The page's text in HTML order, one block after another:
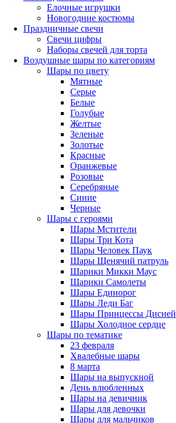
Елочные игрушки
Новогодние костюмы
Праздничные свечи
Свечи цифры
Наборы свечей для торта
Воздушные шары по категориям
Шары по цвету
Мятные
Серые
Белые
Голубые
Желтые
Зеленые
Золотые
Красные
Оранжевые
Розовые
Серебряные
Синие
Черные
Шары с героями
Шары Мстители
Шары Три Кота
Шары Человек Паук
Шары Щенячий патруль
Шарики Микки Маус
Шарики Самолеты
Шары Единорог
Шары Леди Баг
Шары Принцессы Дисней
Шары Холодное сердце
Шары по тематике
23 февраля
Хвалебные шары
8 марта
Шары на выпускной
День влюбленных
Шары на девичник
Шары для девочки
Шары для мальчиков